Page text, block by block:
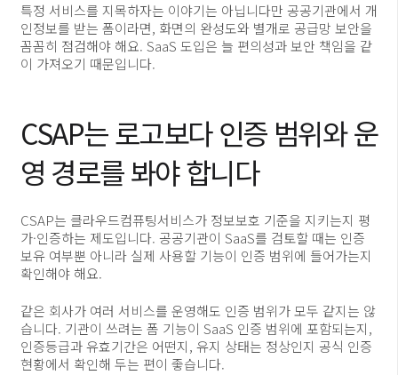
특정 서비스를 지목하자는 이야기는 아닙니다만 공공기관에서 개
인정보를 받는 폼이라면, 화면의 완성도와 별개로 공급망 보안을
꼼꼼히 점검해야 해요. SaaS 도입은 늘 편의성과 보안 책임을 같
이 가져오기 때문입니다.
CSAP는 로고보다 인증 범위와 운
영 경로를 봐야 합니다
CSAP는 클라우드컴퓨팅서비스가 정보보호 기준을 지키는지 평
가·인증하는 제도입니다. 공공기관이 SaaS를 검토할 때는 인증
보유 여부뿐 아니라 실제 사용할 기능이 인증 범위에 들어가는지
확인해야 해요.
같은 회사가 여러 서비스를 운영해도 인증 범위가 모두 같지는 않
습니다. 기관이 쓰려는 폼 기능이 SaaS 인증 범위에 포함되는지,
인증등급과 유효기간은 어떤지, 유지 상태는 정상인지 공식 인증
현황에서 확인해 두는 편이 좋습니다.